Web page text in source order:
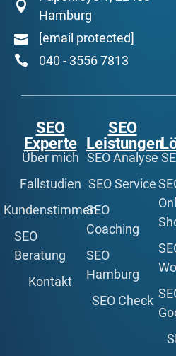
Hamburg
[email protected]
040 - 3556 7813
SEO
Experte
Über mich
Fallstudien
Kundenstimmen
SEO
Beratung
Kontakt
SEO
Leistungen
SEO Analyse
SEO Service
SEO
Coaching
SEO
Hamburg
SEO Check